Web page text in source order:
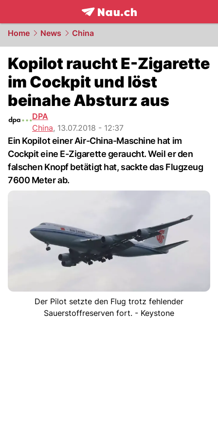
frontpage.NAU.ch
Home News China
Kopilot raucht E-Zigarette
im Cockpit und löst
beinahe Absturz aus
DPA
China, 13.07.2018 - 12:37
Ein Kopilot einer Air-China-Maschine hat im
Cockpit eine E-Zigarette geraucht. Weil er den
falschen Knopf betätigt hat, sackte das Flugzeug
7600 Meter ab.
Der Pilot setzte den Flug trotz fehlender
Sauerstoffreserven fort. - Keystone